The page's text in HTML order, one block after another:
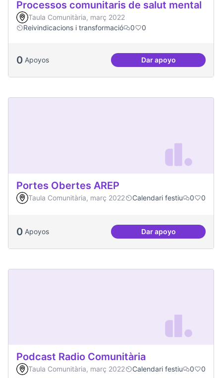
Processos comunitaris de salut mental
Taula Comunitària, març 2022
Reivindicacions i transformació
0 0
0 Apoyos Dar apoyoProcessos
Portes Obertes AREP
Taula Comunitària, març 2022 Calendari festiu 0 0
0 Apoyos Dar apoyoPortes Obertes
Podcast Radio Comunitària
Taula Comunitària, març 2022 Calendari festiu 0 0